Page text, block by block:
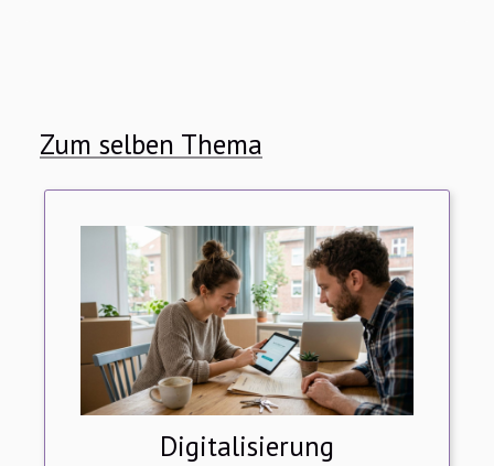
Zum selben Thema
Digitalisierung